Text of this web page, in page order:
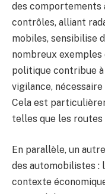
des comportements
contrôles, alliant
mobiles, sensibilise
nombreux
politique contribue
vigilance,
Cela est
telles que les
En parallèle, un
des automobilistes :
contexte